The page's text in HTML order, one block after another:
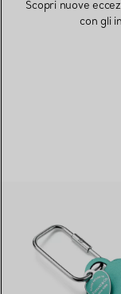
Scopri nuove
con gli